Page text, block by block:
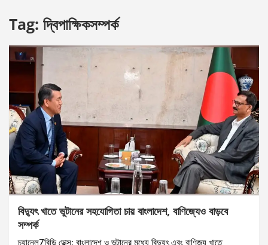
Tag: দ্বিপাক্ষিকসম্পর্ক
বিদ্যুৎ খাতে ভুটানের সহযোগিতা চায় বাংলাদেশ, বাণিজ্যেও বাড়বে
সম্পর্ক
চ্যানেল7বিডি ডেক্স: বাংলাদেশ ও ভুটানের মধ্যে বিদ্যুৎ এবং বাণিজ্য খাতে